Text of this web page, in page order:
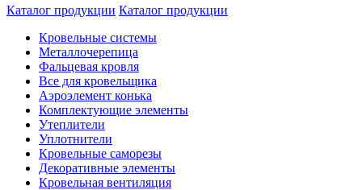
Каталог продукции Каталог продукции
Кровельные системы
Металлочерепица
Фальцевая кровля
Все для кровельщика
Аэроэлемент конька
Комплектующие элементы
Утеплители
Уплотнители
Кровельные саморезы
Декоративные элементы
Кровельная вентиляция